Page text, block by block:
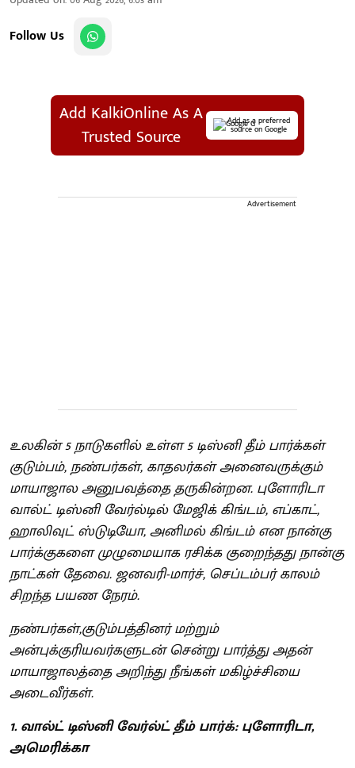
Follow Us
Add KalkiOnline As A
Trusted Source
Add as a preferred
source on Google
Advertisement
உலகின் 5 நாடுகளில் உள்ள 5 டிஸ்னி தீம் பார்க்கள்
குடும்பம், நண்பர்கள், காதலர்கள் அனைவருக்கும்
மாயாஜால அனுபவத்தை தருகின்றன. புளோரிடா
வால்ட் டிஸ்னி வேர்ல்டில் மேஜிக் கிங்டம், எப்காட்,
ஹாலிவுட் ஸ்டுடியோ, அனிமல் கிங்டம் என நான்கு
பார்க்குகளை முழுமையாக ரசிக்க குறைந்தது நான்கு
நாட்கள் தேவை. ஜனவரி-மார்ச், செப்டம்பர் காலம்
சிறந்த பயண நேரம்.
நண்பர்கள்,குடும்பத்தினர் மற்றும்
அன்புக்குரியவர்களுடன் சென்று பார்த்து அதன்
மாயாஜாலத்தை அறிந்து நீங்கள் மகிழ்ச்சியை
அடைவீர்கள்.
1. வால்ட் டிஸ்னி வேர்ல்ட் தீம் பார்க்: புளோரிடா,
அமெரிக்கா